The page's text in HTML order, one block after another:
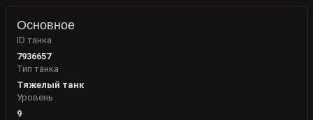
Основное
ID танка
7936657
Тип танка
Тяжелый танк
Уровень
9